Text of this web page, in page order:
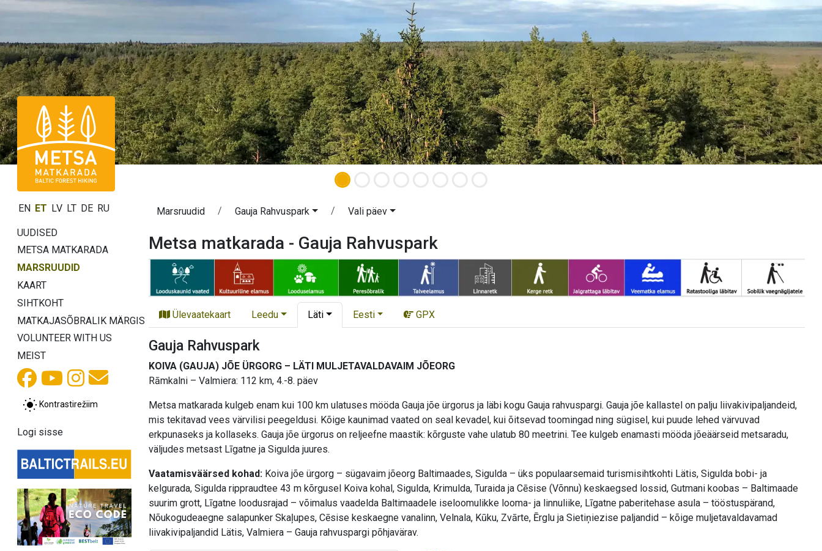
EN ET LV LT DE RU
UUDISED
METSA MATKARADA
MARSRUUDID
KAART
SIHTKOHT
MATKAJASÕBRALIK MÄRGIS
VOLUNTEER WITH US
MEIST
Kontrastirežiim
Logi sisse
Marsruudid Gauja Rahvuspark Vali päev
Metsa matkarada - Gauja Rahvuspark
Ülevaatekaart Leedu Läti Eesti GPX
Gauja Rahvuspark
KOIVA (GAUJA) JÕE ÜRGORG – LÄTI MULJETAVALDAVAIM JÕEORG
Rāmkalni – Valmiera: 112 km, 4.-8. päev
Metsa matkarada kulgeb enam kui 100 km ulatuses mööda Gauja jõe ürgorus ja läbi kogu Gauja rahvuspargi. Gauja jõe kallastel on palju liivakivipaljandeid,
mis tekitavad vees värvilisi peegeldusi. Kõige kaunimad vaated on seal kevadel, kui õitsevad toomingad ning sügisel, kui puude lehed värvuvad
erkpunaseks ja kollaseks. Gauja jõe ürgorus on reljeefne maastik: kõrguste vahe ulatub 80 meetrini. Tee kulgeb enamasti mööda jõeäärseid metsaradu,
väljudes metsast Līgatne ja Sigulda juures.
Vaatamisväärsed kohad: Koiva jõe ürgorg – sügavaim jõeorg Baltimaades, Sigulda – üks populaarsemaid turismisihtkohti Lätis, Sigulda bobi- ja
kelgurada, Sigulda rippraudtee 43 m kõrgusel Koiva kohal, Sigulda, Krimulda, Turaida ja Cēsise (Võnnu) keskaegsed lossid, Gutmani koobas – Baltimaade
suurim grott, Līgatne loodusrajad – võimalus vaadelda Baltimaadele iseloomulikke looma- ja linnuliike, Līgatne paberitehase asula – tööstuspärand,
Nõukogudeaegne salapunker Skaļupes, Cēsise keskaegne vanalinn, Velnala, Kūku, Zvārte, Ērglu ja Sietiņiezise paljandid – kõige muljetavaldavamad
liivakivipaljandid Lätis, Valmiera – Gauja rahvuspargi põhjavärav.